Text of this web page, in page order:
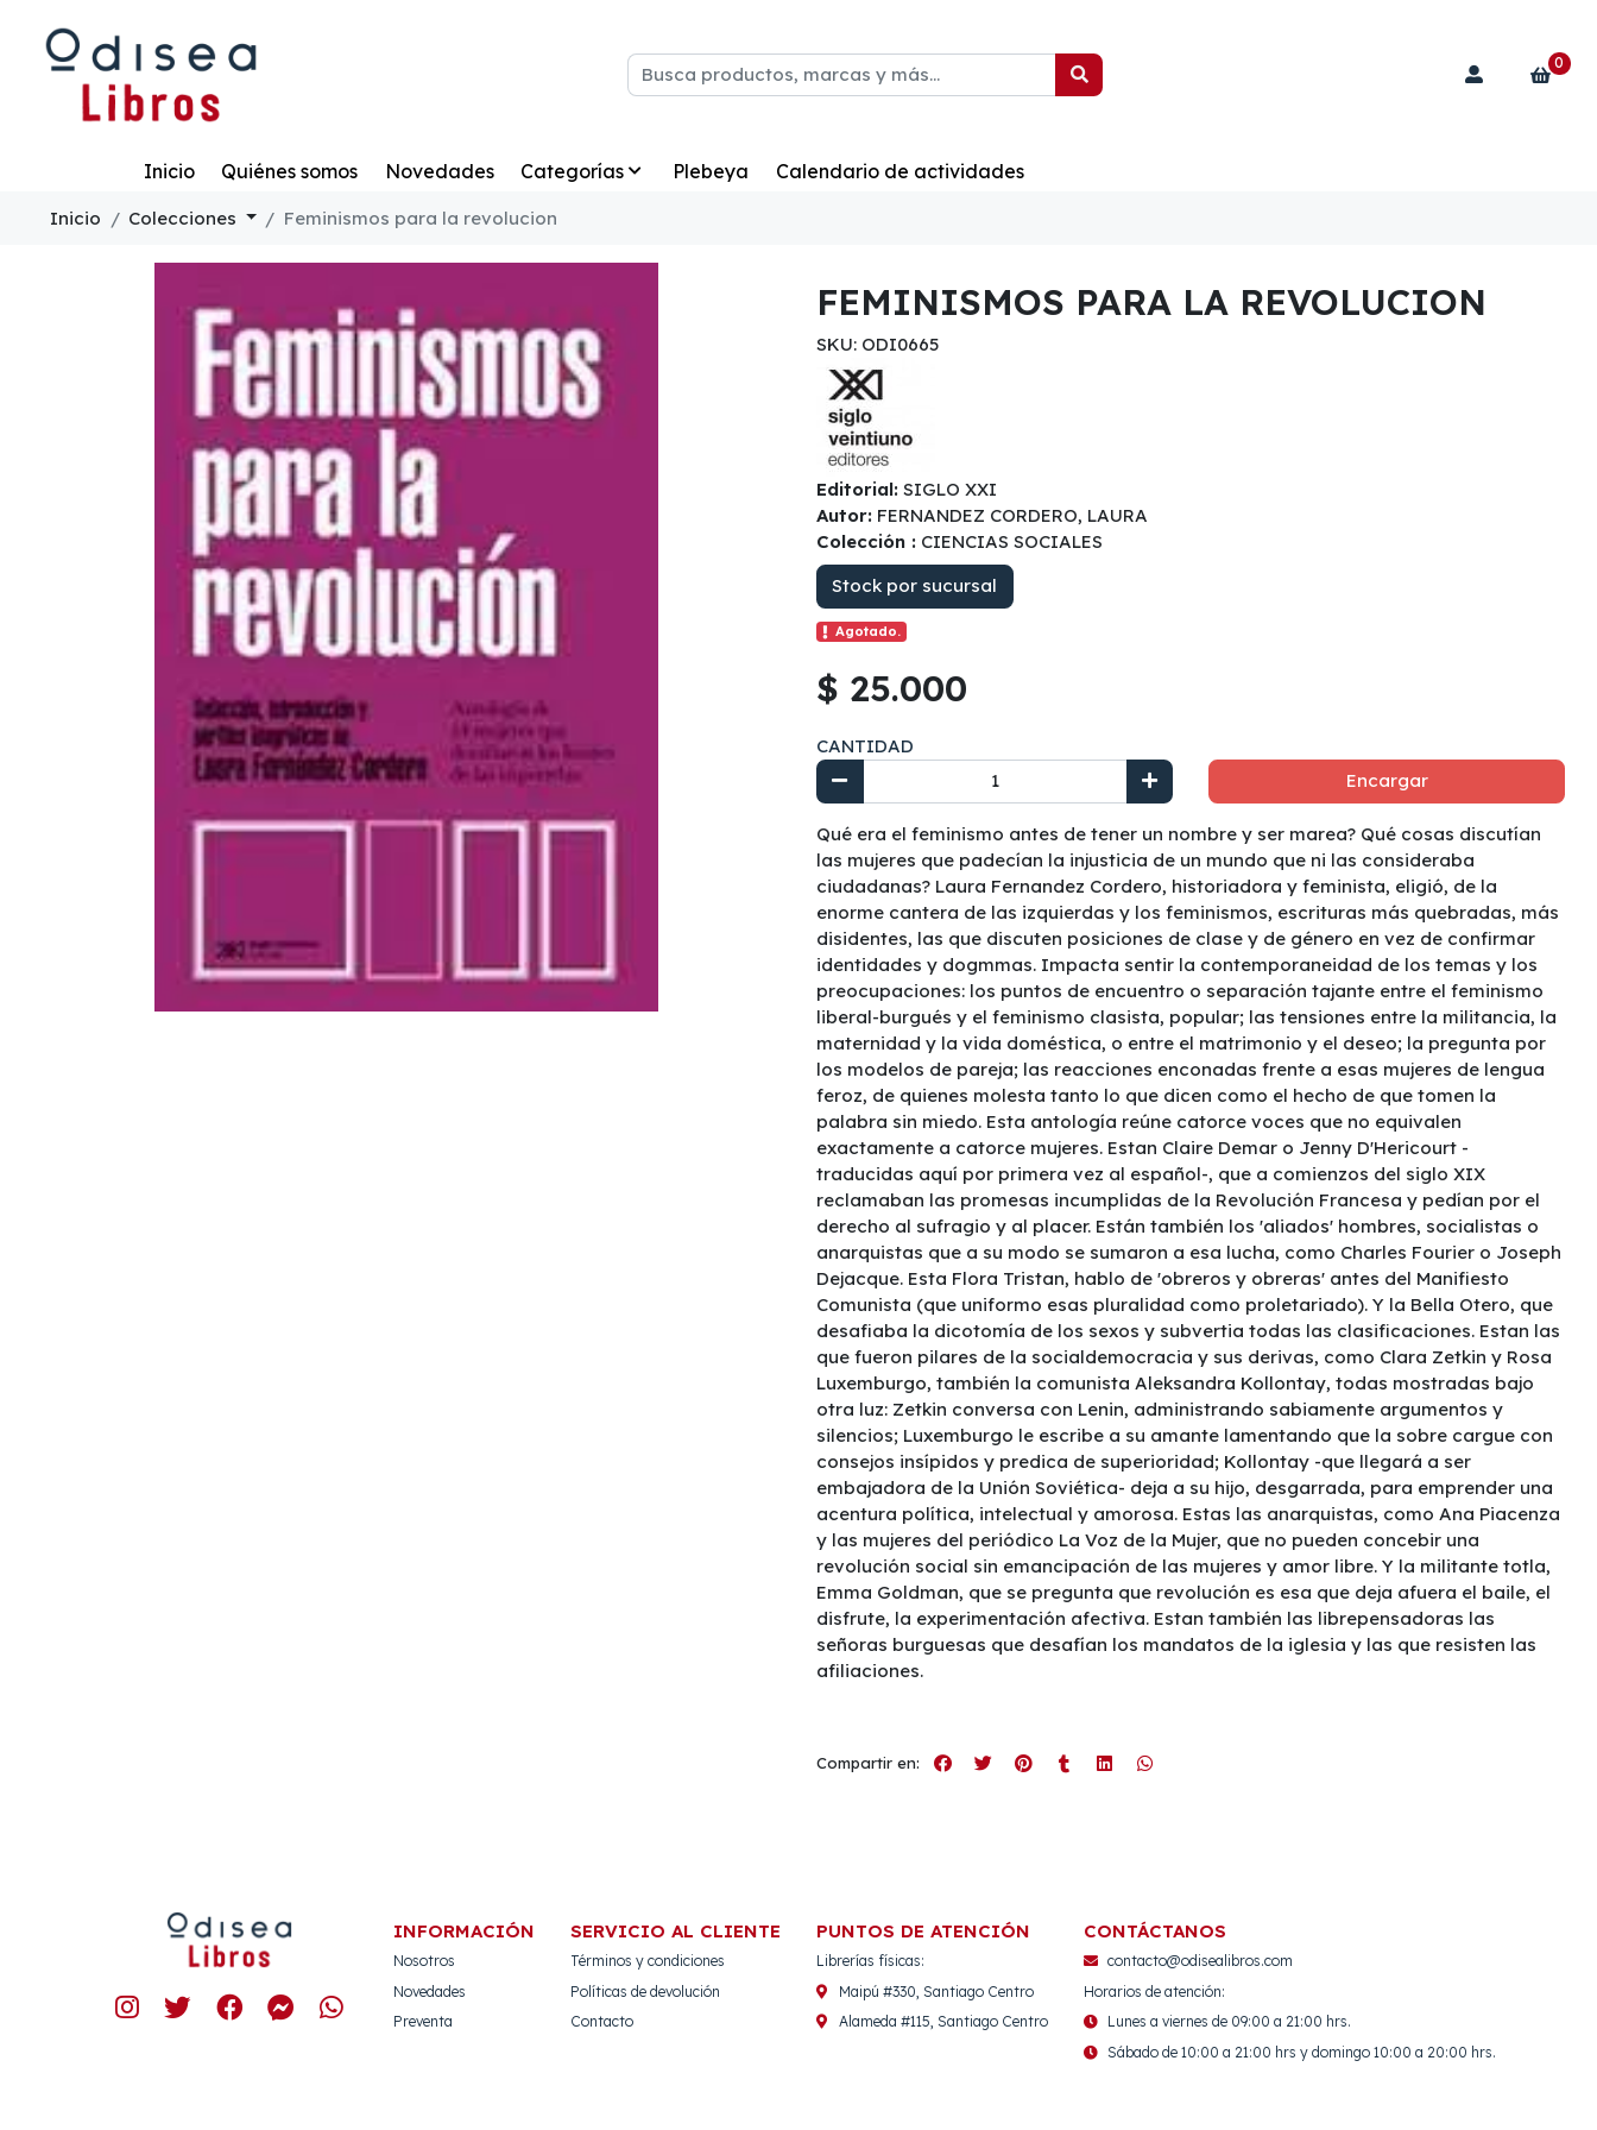
0
Inicio Quiénes somos Novedades Categorías Plebeya Calendario de actividades
Inicio Colecciones Feminismos para la revolucion
FEMINISMOS PARA LA REVOLUCION
SKU: ODI0665
Editorial: SIGLO XXI
Autor: FERNANDEZ CORDERO, LAURA
Colección : CIENCIAS SOCIALES
Stock por sucursal
Agotado.
$ 25.000
CANTIDAD
Encargar
Qué era el feminismo antes de tener un nombre y ser marea? Qué cosas discutían
las mujeres que padecían la injusticia de un mundo que ni las consideraba
ciudadanas? Laura Fernandez Cordero, historiadora y feminista, eligió, de la
enorme cantera de las izquierdas y los feminismos, escrituras más quebradas, más
disidentes, las que discuten posiciones de clase y de género en vez de confirmar
identidades y dogmmas. Impacta sentir la contemporaneidad de los temas y los
preocupaciones: los puntos de encuentro o separación tajante entre el feminismo
liberal-burgués y el feminismo clasista, popular; las tensiones entre la militancia, la
maternidad y la vida doméstica, o entre el matrimonio y el deseo; la pregunta por
los modelos de pareja; las reacciones enconadas frente a esas mujeres de lengua
feroz, de quienes molesta tanto lo que dicen como el hecho de que tomen la
palabra sin miedo. Esta antología reúne catorce voces que no equivalen
exactamente a catorce mujeres. Estan Claire Demar o Jenny D'Hericourt -
traducidas aquí por primera vez al español-, que a comienzos del siglo XIX
reclamaban las promesas incumplidas de la Revolución Francesa y pedían por el
derecho al sufragio y al placer. Están también los 'aliados' hombres, socialistas o
anarquistas que a su modo se sumaron a esa lucha, como Charles Fourier o Joseph
Dejacque. Esta Flora Tristan, hablo de 'obreros y obreras' antes del Manifiesto
Comunista (que uniformo esas pluralidad como proletariado). Y la Bella Otero, que
desafiaba la dicotomía de los sexos y subvertia todas las clasificaciones. Estan las
que fueron pilares de la socialdemocracia y sus derivas, como Clara Zetkin y Rosa
Luxemburgo, también la comunista Aleksandra Kollontay, todas mostradas bajo
otra luz: Zetkin conversa con Lenin, administrando sabiamente argumentos y
silencios; Luxemburgo le escribe a su amante lamentando que la sobre cargue con
consejos insípidos y predica de superioridad; Kollontay -que llegará a ser
embajadora de la Unión Soviética- deja a su hijo, desgarrada, para emprender una
acentura política, intelectual y amorosa. Estas las anarquistas, como Ana Piacenza
y las mujeres del periódico La Voz de la Mujer, que no pueden concebir una
revolución social sin emancipación de las mujeres y amor libre. Y la militante totla,
Emma Goldman, que se pregunta que revolución es esa que deja afuera el baile, el
disfrute, la experimentación afectiva. Estan también las librepensadoras las
señoras burguesas que desafían los mandatos de la iglesia y las que resisten las
afiliaciones.
Compartir en:
INFORMACIÓN
Nosotros
Novedades
Preventa
SERVICIO AL CLIENTE
Términos y condiciones
Políticas de devolución
Contacto
PUNTOS DE ATENCIÓN
Librerías físicas:
Maipú #330, Santiago Centro
Alameda #115, Santiago Centro
CONTÁCTANOS
contacto@odisealibros.com
Horarios de atención:
Lunes a viernes de 09:00 a 21:00 hrs.
Sábado de 10:00 a 21:00 hrs y domingo 10:00 a 20:00 hrs.